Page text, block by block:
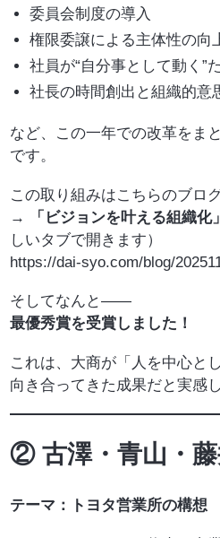
委員会制度の導入
権限委譲による主体性の向
社員が“自分事として動く”
社長の時間創出と組織的意
など、この一年での改革をま
です。
この取り組みはこちらのブロ
→
「ビジョンを叶える組織
しいタブで開きます）
https://dai-syo.com/blog/
そしてなんと——
最優秀賞を受賞しました！
これは、大商が「人を中心と
向き合ってきた成果だと実感
② 古澤・青山・
テーマ：トヨタ営業所の構想